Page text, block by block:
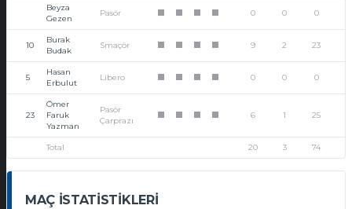
Beyza
Gezen
Pasör 0 0 0
10
Burak
Budak
Smaçör 9 2 23
5
Hasan
Erbulut
Libero 0 0 0
23
Ömer
Faruk
Yazman
Pasör
Çarprazı
6 1 25
Total 20 3 74
MAÇ İSTATISTIKLERI